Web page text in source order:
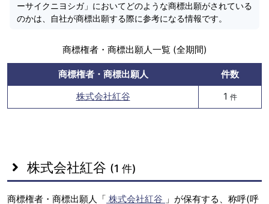
ーサイクニヨシガ」においてどのような商標出願がされている
のかは、自社が商標出願する際に参考になる情報です。
商標権者・商標出願人一覧 (全期間)
商標権者・商標出願人
件数
株式会社紅谷
1 件
株式会社紅谷 (1 件)
商標権者・商標出願人「 株式会社紅谷 」が保有する、称呼(呼